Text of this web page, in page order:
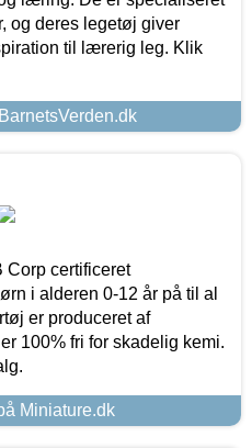
og deres legetøj giver
til lærerig leg. Klik
Corp certificeret
i alderen 0-12 år på til al
er produceret af
100% fri for skadelig kemi.
Miniature.dk